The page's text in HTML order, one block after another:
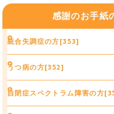
感謝のお手紙
統合失調症の方[353]
うつ病の方[352]
自閉症スペクトラム障害の方